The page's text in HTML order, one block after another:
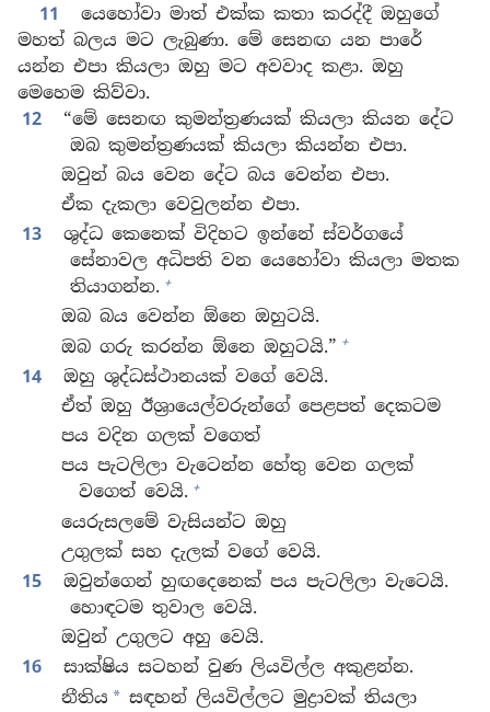
11
යෙහෝවා මාත් එක්ක කතා කරද්දී ඔහුගේ
මහත් බලය මට ලැබුණා. මේ සෙනඟ යන පාරේ
යන්න එපා කියලා ඔහු මට අවවාද කළා. ඔහු
මෙහෙම කිව්වා.
12
“මේ සෙනඟ කුමන්ත්‍රණයක් කියලා කියන දේට
ඔබ කුමන්ත්‍රණයක් කියලා කියන්න එපා.
ඔවුන් බය වෙන දේට බය වෙන්න එපා.
ඒක දැකලා වෙවුලන්න එපා.
13
ශුද්ධ කෙනෙක් විදිහට ඉන්නේ ස්වර්ගයේ
සේනාවල අධිපති වන යෙහෝවා කියලා මතක
තියාගන්න. +
ඔබ බය වෙන්න ඕනෙ ඔහුටයි.
ඔබ ගරු කරන්න ඕනෙ ඔහුටයි.” +
14
ඔහු ශුද්ධස්ථානයක් වගේ වෙයි.
ඒත් ඔහු ඊශ්‍රායෙල්වරුන්ගේ පෙළපත් දෙකටම
පය වදින ගලක් වගෙත්
පය පැටලිලා වැටෙන්න හේතු වෙන ගලක්
වගෙත් වෙයි. +
යෙරුසලමේ වැසියන්ට ඔහු
උගුලක් සහ දැලක් වගේ වෙයි.
15
ඔවුන්ගෙන් හුඟදෙනෙක් පය පැටලිලා වැටෙයි.
හොඳටම තුවාල වෙයි.
ඔවුන් උගුලට අහු වෙයි.
16
සාක්ෂිය සටහන් වුණ ලියවිල්ල අකුළන්න.
නීතිය * සඳහන් ලියවිල්ලට මුද්‍රාවක් තියලා